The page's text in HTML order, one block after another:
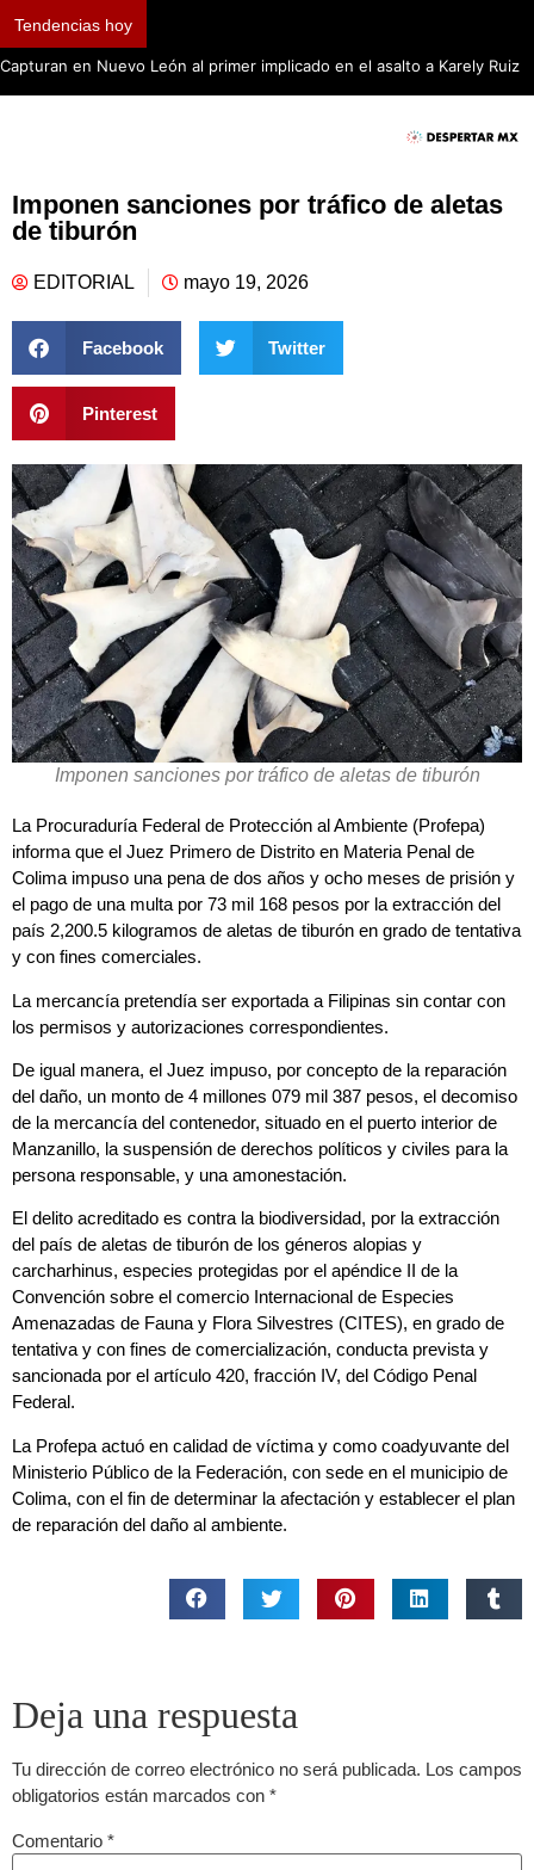
Tendencias hoy
Capturan en Nuevo León al primer implicado en el asalto a Karely Ruiz
Imponen sanciones por tráfico de aletas
de tiburón
EDITORIAL mayo 19, 2026
Facebook Twitter
Pinterest
Imponen sanciones por tráfico de aletas de tiburón
La Procuraduría Federal de Protección al Ambiente (Profepa)
informa que el Juez Primero de Distrito en Materia Penal de
Colima impuso una pena de dos años y ocho meses de prisión y
el pago de una multa por 73 mil 168 pesos por la extracción del
país 2,200.5 kilogramos de aletas de tiburón en grado de tentativa
y con fines comerciales.
La mercancía pretendía ser exportada a Filipinas sin contar con
los permisos y autorizaciones correspondientes.
De igual manera, el Juez impuso, por concepto de la reparación
del daño, un monto de 4 millones 079 mil 387 pesos, el decomiso
de la mercancía del contenedor, situado en el puerto interior de
Manzanillo, la suspensión de derechos políticos y civiles para la
persona responsable, y una amonestación.
El delito acreditado es contra la biodiversidad, por la extracción
del país de aletas de tiburón de los géneros alopias y
carcharhinus, especies protegidas por el apéndice II de la
Convención sobre el comercio Internacional de Especies
Amenazadas de Fauna y Flora Silvestres (CITES), en grado de
tentativa y con fines de comercialización, conducta prevista y
sancionada por el artículo 420, fracción IV, del Código Penal
Federal.
La Profepa actuó en calidad de víctima y como coadyuvante del
Ministerio Público de la Federación, con sede en el municipio de
Colima, con el fin de determinar la afectación y establecer el plan
de reparación del daño al ambiente.
Deja una respuesta
Tu dirección de correo electrónico no será publicada. Los campos
obligatorios están marcados con *
Comentario *